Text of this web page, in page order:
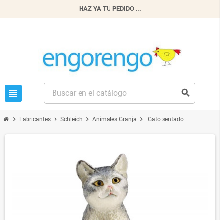
HAZ YA TU PEDIDO ...
view_headline search
chevron_right Fabricantes chevron_right Schleich chevron_right Animales Granja chevron_right Gato sentado